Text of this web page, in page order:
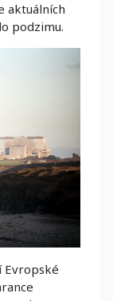
aktuálních
podzimu.
Evropské